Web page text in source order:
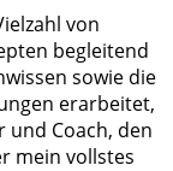
von
begleitend
sowie die
erarbeitet,
und Coach, den
mein vollstes